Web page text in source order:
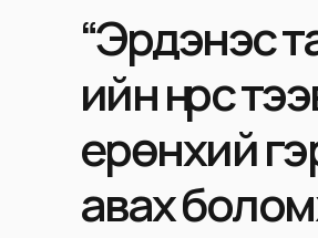
“Эрдэнэс
ийн нүүрс
ерөнхий
авах